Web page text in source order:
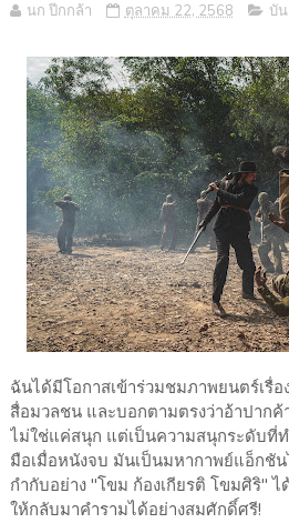
นก ปีกกล้า ตุลาคม 22, 2568 บัน
ฉันได้มีโอกาสเข้าร่วมชมภาพยนตร์เรื่อ
สื่อมวลชน และบอกตามตรงว่าอ้าปากค้
ไม่ใช่แค่สนุก แต่เป็นความสนุกระดับที่
มือเมื่อหนังจบ มันเป็นมหากาพย์แอ็กชั
กำกับอย่าง "โขม ก้องเกียรติ โขมศิริ"
ให้กลับมาคำรามได้อย่างสมศักดิ์ศรี!